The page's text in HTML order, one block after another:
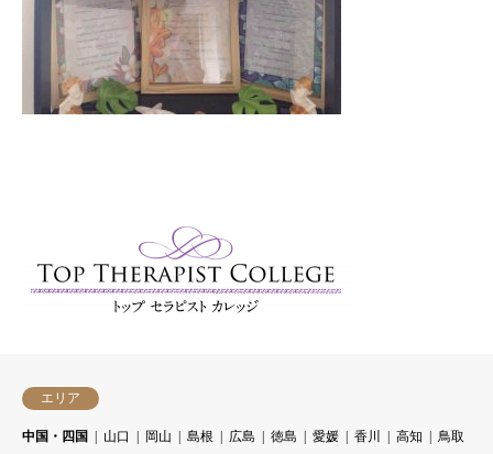
エリア
中国・四国 山口 岡山 島根 広島 徳島 愛媛 香川 高知
鳥取